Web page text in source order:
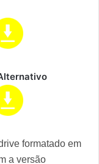
formatado em
a versão